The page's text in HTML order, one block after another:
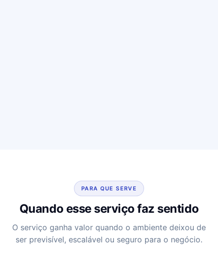
PARA QUE SERVE
Quando esse serviço faz sentido
O serviço ganha valor quando o ambiente deixou de
ser previsível, escalável ou seguro para o negócio.